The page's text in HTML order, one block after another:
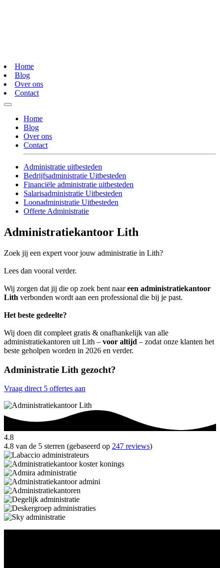
Home
Blog
Over ons
Contact
Home
Blog
Over ons
Contact
Administratie uitbesteden
Bedrijfsadministratie Uitbesteden
Financiële administratie uitbesteden
Salarisadministratie Uitbesteden
Loonadministratie Uitbesteden
Offerte Administratie
Administratiekantoor Lith
Zoek jij een expert voor jouw administratie in Lith?
Lees dan vooral verder.
Wij zorgen dat jij die op zoek bent naareen administratiekantoor
Lith verbonden wordt aan een professional die bij je past.
Het beste gedeelte?
Wij doen dit compleet gratis & onafhankelijk van alle
administratiekantoren uit Lith – voor altijd – zodat onze klanten het
beste geholpen worden in 2026 en verder.
Administratie Lith gezocht?
Vraag direct 5 offertes aan
4.8
4.8 van de 5 sterren (gebaseerd op 247 reviews)